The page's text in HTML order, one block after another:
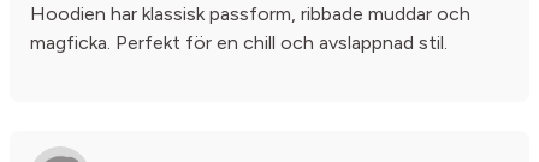
Hoodien har klassisk passform, ribbade muddar och
magficka. Perfekt för en chill och avslappnad stil.